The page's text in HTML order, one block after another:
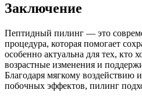
Заключение
Пептидный пилинг — это
процедура, которая помогает
особенно актуальна для тех, кто
возрастные изменения и
Благодаря мягкому воздействию
побочных эффектов, пилинг